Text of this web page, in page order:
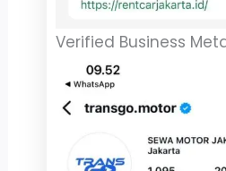
Verified Business